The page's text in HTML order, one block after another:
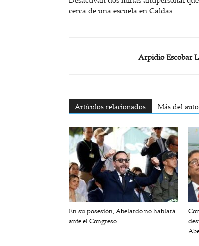
cerca de una escuela en Caldas
Arpidio Escobar
Artículos relacionados Más del
En su posesión, Abelardo no hablará
ante el Congreso